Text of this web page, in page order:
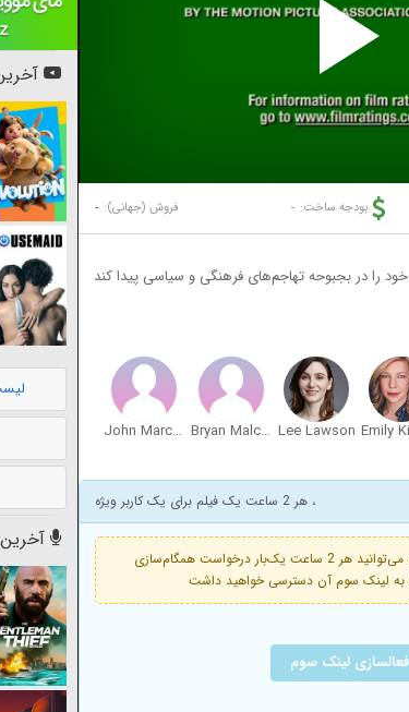
بودجه ساخت: - فروش (جهانی): -
را در بجبوحه تهاجم‌های فرهنگی و سیاسی پیدا کند
Lee Lawson
Bryan Malcolm
John Marcucci
، هر 2 ساعت یک فیلم برای یک کاربر ویژه
فعال است. با خرید اشتراک ویژه می‌توانید هر 2 ساعت یک‌بار درخواست همگام‌سازی
لینک سوم